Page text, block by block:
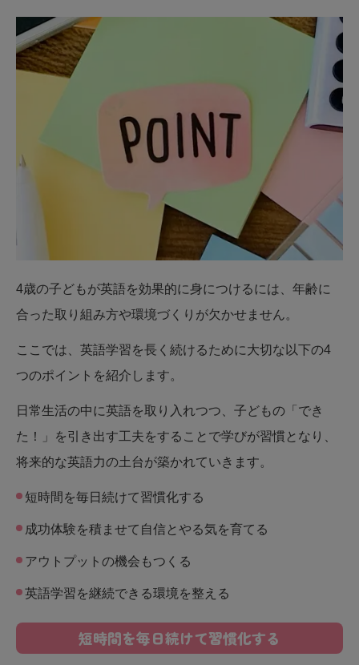
4歳の子どもが英語を効果的に身につけるには、年齢に
合った取り組み方や環境づくりが欠かせません。
ここでは、英語学習を長く続けるために大切な以下の4
つのポイントを紹介します。
日常生活の中に英語を取り入れつつ、子どもの「でき
た！」を引き出す工夫をすることで学びが習慣となり、
将来的な英語力の土台が築かれていきます。
短時間を毎日続けて習慣化する
成功体験を積ませて自信とやる気を育てる
アウトプットの機会もつくる
英語学習を継続できる環境を整える
短時間を毎日続けて習慣化する